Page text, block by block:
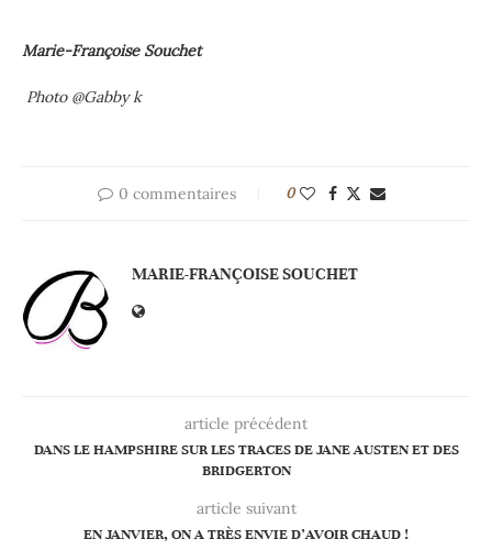
Marie-Françoise Souchet
Photo @Gabby k
0 commentaires 0
MARIE-FRANÇOISE SOUCHET
article précédent
DANS LE HAMPSHIRE SUR LES TRACES DE JANE AUSTEN ET DES
BRIDGERTON
article suivant
EN JANVIER, ON A TRÈS ENVIE D’AVOIR CHAUD !